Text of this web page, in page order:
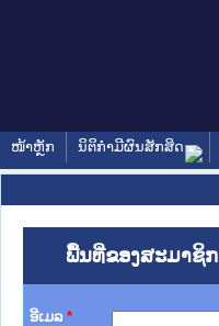
ໜ້າຫຼັກ ນິຕິກໍາມີຜົນສັກສິດ
ພື້ນທີ່ຂອງສະມາຊິກ
ອີເມລ *